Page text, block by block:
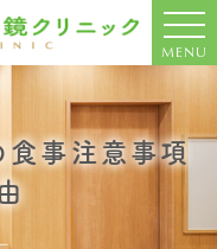
MENU
食事注意事項